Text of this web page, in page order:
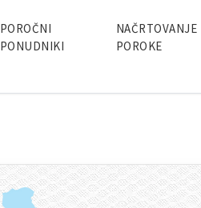
POROČNI
PONUDNIKI
NAČRTOVANJE
POROKE